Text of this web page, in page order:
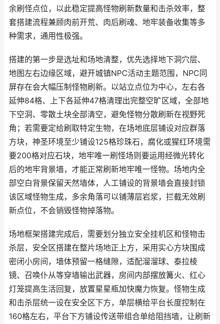
余刷怪点位，以此稳定提高怪物刷新数量和击杀效率，整
套搭建流程兼顾肉前开荒、肉后刷魂、地牢装备收集等多
种需求，通用性极强。
搭建的第一步是选址和场地清整，优先选择地下洞穴层、
地图左右边缘区域，避开城镇NPC活动主题范围，NPC同
屏存在会大幅压制怪物刷新。以站立点位为中心，左右各
延伸84格、上下各延伸47格清理出完整空旷区域，全部地
下空洞、零散土块全部清空，避免怪物分散刷新在视野死
角；若需要定给刷取特定生物，在场地底层铺设对应群落
方块，神圣环境至少铺设125格珍珠石，腐化或猩红环境需
要200格对应石块，地牢唯一刷怪场则要运用经微光转化
后的地牢背景墙，才能正常刷新地牢唯一怪物。场地内全
部空白背景保留天然墙体，人工铺设的背景墙会直接封锁
该区域怪物生成，多余角落可以铺薄层岩浆，拦截无效刷
新点位，不会销毁怪物掉落物。
场地框架搭建完成后，需要划分独立安全挂机区和怪物击
杀层，安全区搭建在整片场地正上方，采用实心方块围成
密闭小房间，墙体预留一格缝隙，适配溜溜球、泰拉棱
镜、召唤仆从等穿墙输出武器，房间内部摆放篝火、红心
灯笼提高生活回复，放置星星瓶加快魔力恢复。怪物生成
和击杀层统一设在安全区下方，单层横给平台长度控制在
160格左右，平台下方铺设传送带组合单给阻挡墙，让刷新